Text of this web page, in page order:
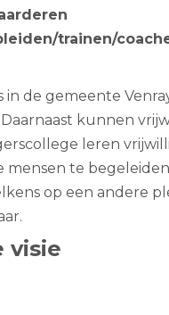
trainen/
in de gemeente
kunnen
leren
mensen te
op een andere
visie